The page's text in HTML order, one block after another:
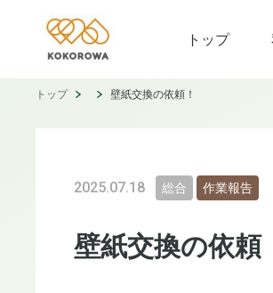
トップ
トップ 壁紙交換の依頼！
2025.07.18 総合 作業報告
壁紙交換の依頼